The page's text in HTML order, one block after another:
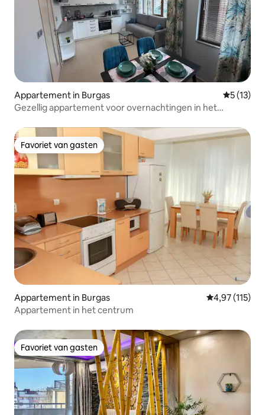
Appartement in Burgas
5 (13)
Gezellig appartement voor overnachtingen in het
Favoriet van gasten
Favoriet van gasten
Appartement in Burgas Gemiddelde
4,97 (115)
Appartement in het centrum
Favoriet van gasten
Favoriet van gasten